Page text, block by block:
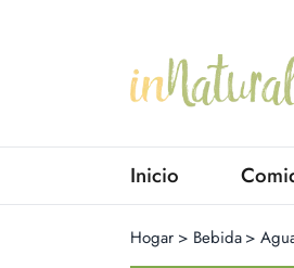
Inicio
Hogar > Bebida >